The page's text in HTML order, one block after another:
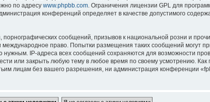
по адресу www.phpbb.com. Ограничения лицензии GPL для
конференций определяет в качестве допустимого
сообщений, призывов к национальной розни и
право. Попытки размещения таких сообщений могут
IP-адреса всех сообщений сохраняются для возможности
или закрыть любую тему в любое время по своему усмотрению. Как
лицам без вашего разрешения, ни администрация конференции